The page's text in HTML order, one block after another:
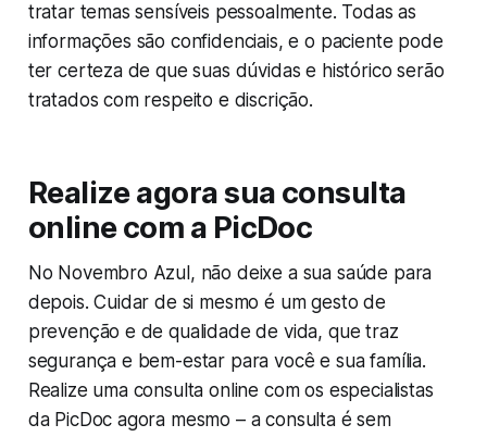
tratar temas sensíveis pessoalmente. Todas as
informações são confidenciais, e o paciente pode
ter certeza de que suas dúvidas e histórico serão
tratados com respeito e discrição.
Realize agora sua consulta
online com a PicDoc
No Novembro Azul, não deixe a sua saúde para
depois. Cuidar de si mesmo é um gesto de
prevenção e de qualidade de vida, que traz
segurança e bem-estar para você e sua família.
Realize uma consulta online com os especialistas
da PicDoc agora mesmo – a consulta é sem